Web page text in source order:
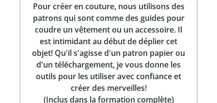
Pour créer en couture, nous utilisons des
patrons qui sont comme des guides pour
coudre un vêtement ou un accessoire. Il
est intimidant au début de déplier cet
objet! Qu'il s'agisse d'un patron papier ou
d'un téléchargement, je vous donne les
outils pour les utiliser avec confiance et
créer des merveilles!
(Inclus dans la formation complète)